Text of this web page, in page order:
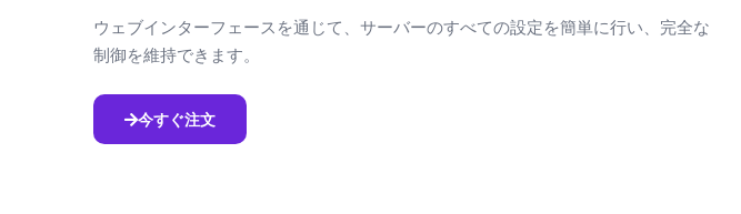
ウェブインターフェースを通じて、サーバーのすべての設定を簡単に行い、完全な
制御を維持できます。
今すぐ注文